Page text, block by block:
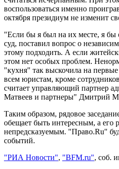
воспользоваться именно
октября президиум не изменит
"Если бы я был на их месте, я бы
суд, поставил вопрос о
этому подходить. А если
этом нет особых проблем.
"кухня" так выскочила на
всем юристам, кроме
считает управляющий партнер
Матвеев и партнеры" Дмитрий
Таким образом, рядовое
обещает быть интересным, а его
непредсказуемым. "Право.Ru"
событий.
"РИА Новости", "BFM.ru", соб.